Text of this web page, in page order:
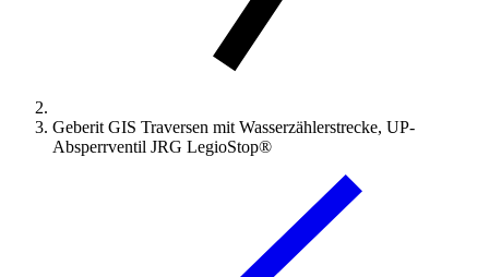
Geberit GIS Traversen mit Wasserzählerstrecke, UP-
Absperrventil JRG LegioStop®